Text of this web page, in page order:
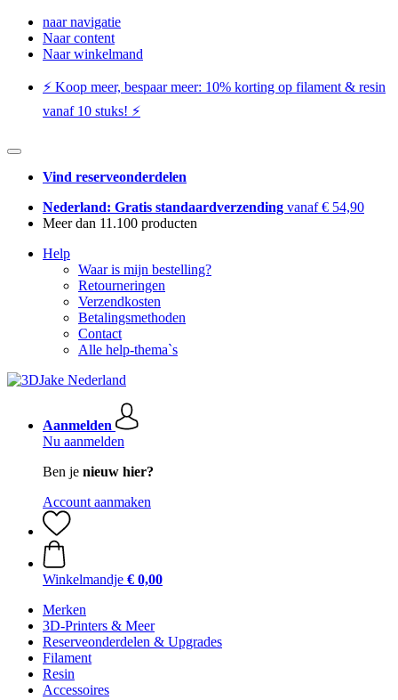
naar navigatie
Naar content
Naar winkelmand
⚡️ Koop meer, bespaar meer: ​​10% korting op filament & resin
vanaf 10 stuks! ⚡️
Vind reserveonderdelen
Nederland: Gratis standaardverzending vanaf € 54,90
Meer dan 11.100 producten
Help
Waar is mijn bestelling?
Retourneringen
Verzendkosten
Betalingsmethoden
Contact
Alle help-thema`s
Aanmelden
Nu aanmelden
Ben je nieuw hier?
Account aanmaken
Winkelmandje € 0,00
Merken
3D-Printers & Meer
Reserveonderdelen & Upgrades
Filament
Resin
Accessoires